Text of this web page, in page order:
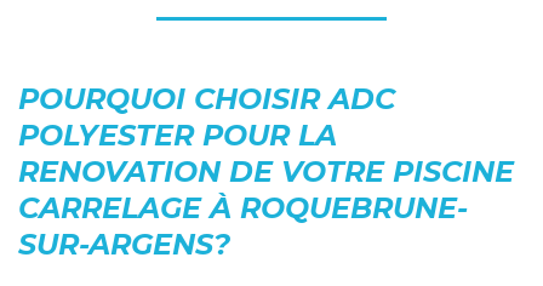
POURQUOI CHOISIR ADC
POLYESTER POUR LA
RENOVATION DE VOTRE PISCINE
CARRELAGE À ROQUEBRUNE-
SUR-ARGENS?